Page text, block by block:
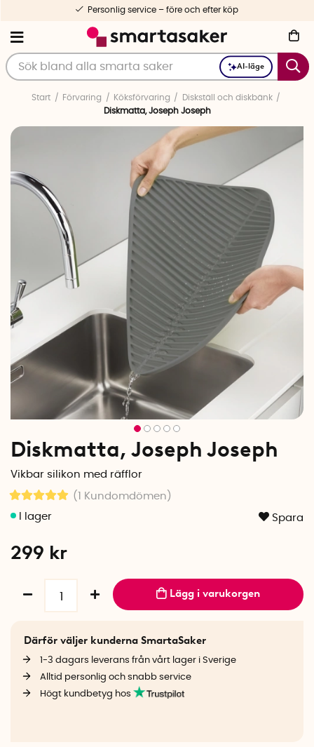
AI-läge
Personlig service – före och efter köp
Start Förvaring Köksförvaring
Diskställ och diskbänk
Diskmatta, Joseph Joseph
Diskmatta, Joseph Joseph
Vikbar silikon med räfflor
(1 Kundomdömen )
Spara
299 kr
Lägg i varukorgen
Därför väljer kunderna SmartaSaker
1-3 dagars leverans från vårt lager i Sverige
Alltid personlig och snabb service
Högt kundbetyg hos